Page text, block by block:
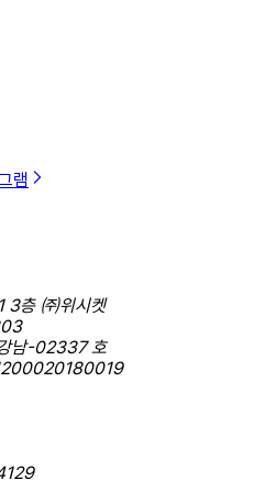
램
3층 ㈜위시켓
남-02337 호